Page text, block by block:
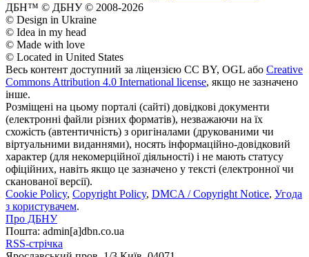
ДБН™ © ДБНУ © 2008-2026
© Design in Ukraine
© Idea in my head
© Made with love
© Located in United States
Весь контент доступний за ліцензією CC BY, OGL або Creative
Commons Attribution 4.0 International license, якщо не зазначено
інше.
Розміщені на цьому порталі (сайті) довідкові документи
(електронні файли різних форматів), незважаючи на їх
схожість (автентичність) з оригіналами (друкованими чи
віртуальними виданнями), носять інформаційно-довідковий
характер (для некомерційної діяльності) і не мають статусу
офіційних, навіть якщо це зазначено у тексті (електронної чи
сканованої версії).
Cookie Policy, Copyright Policy, DMCA / Copyright Notice, Угода
з користувачем.
Про ДБНУ
Пошта: admin[а]dbn.co.ua
RSS-стрічка